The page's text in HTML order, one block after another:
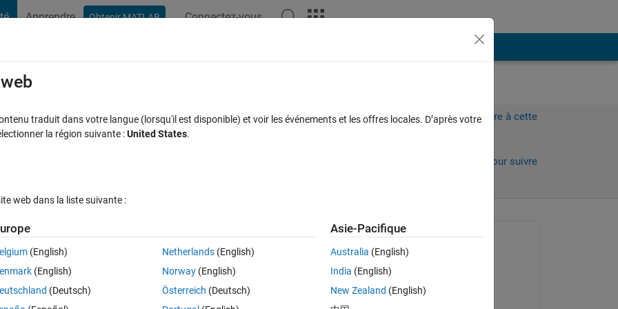
Apprendre Obtenir MATLAB Connectez-vous
obtained
Connectez-vous pour répondre à cette
Connectez-vous pour suivre
signal [dimensions 130 x 1]. I need to plot BER/SNR curve for it. I have
how to do it. Please help!! Thanks in advance.
Abirami
le 21 Mai 2018
traduit dans votre langue (lorsqu'il est disponible) et voir les événements et les offres locales. D’après votre
la région suivante :United States.
web dans la liste suivante :
(English)
(English)
(Deutsch)
Netherlands(English)
Norway(English)
Österreich (Deutsch)
Asie-Pacifique
Australia (English)
India (English)
New Zealand (English)